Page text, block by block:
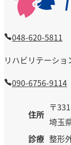
048-620-5811
リハビリテーシ
090-6756-9114
住所
〒
埼玉
診療 整形